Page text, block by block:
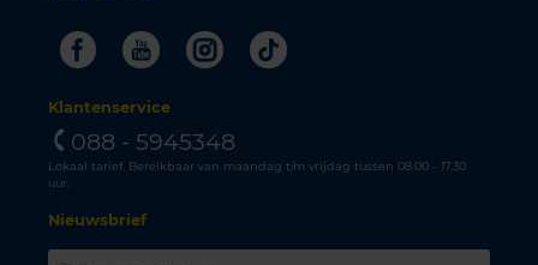
FacebookYoutubeInstagram
Tiktok
Klantenservice
088 - 5945348
Lokaal tarief. Bereikbaar van maandag t/m vrijdag tussen 08.00 - 17.30
uur.
Nieuwsbrief